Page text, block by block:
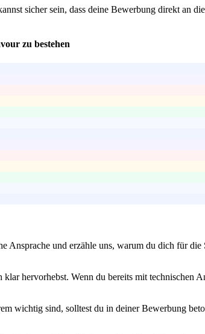
sicher sein, dass deine Bewerbung direkt an
zu bestehen
und erzähle uns, warum du dich für
hervorhebst. Wenn du bereits mit technischen
wichtig sind, solltest du in deiner Bewerbung